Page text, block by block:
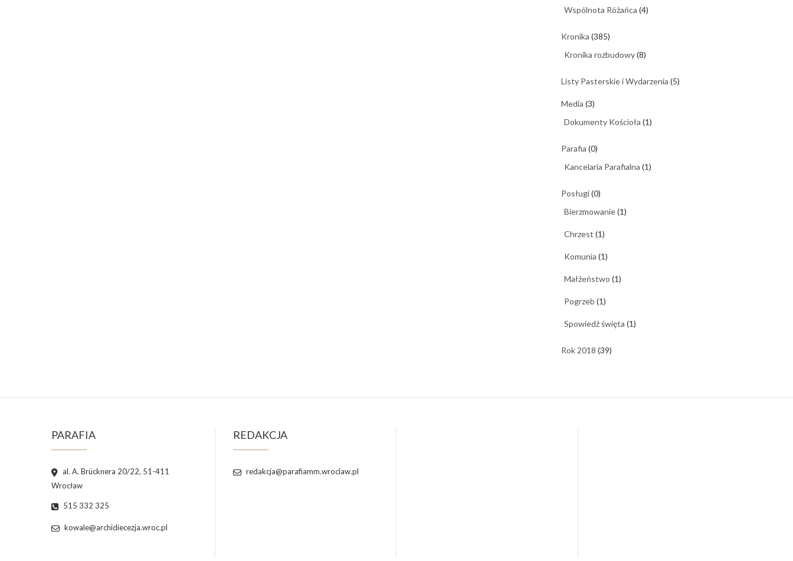
Wspólnota Różańca (4)
Kronika (385)
Kronika rozbudowy(8)
Listy Pasterskie i Wydarzenia (5)
Media (3)
Dokumenty Kościoła (1)
Parafia (0)
Kancelaria Parafialna (1)
Posługi(0)
Bierzmowanie(1)
Chrzest (1)
Komunia (1)
Małżeństwo (1)
Pogrzeb (1)
Spowiedź święta (1)
Rok 2018 (39)
PARAFIA
al. A. Brücknera 20/22, 51-411
Wrocław
515 332 325
kowale@archidiecezja.wroc.pl
REDAKCJA
redakcja@parafiamm.wroclaw.pl